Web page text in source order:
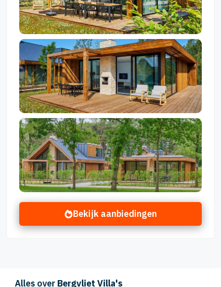
Bekijk aanbiedingen
Alles over Bergvliet Villa's